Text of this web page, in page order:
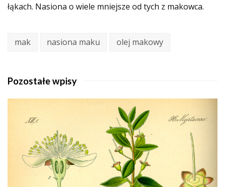
łąkach. Nasiona o wiele mniejsze od tych z makowca.
mak nasiona maku olej makowy
Pozostałe wpisy